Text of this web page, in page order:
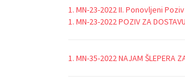
1. MN-23-2022 II. Ponovljeni
1. MN-23-2022 POZIV ZA
1. MN-35-2022 NAJAM ŠLEPERA